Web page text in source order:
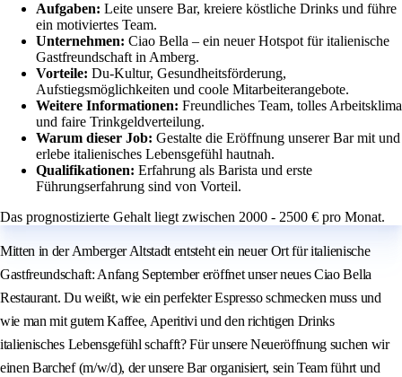
Aufgaben: Leite unsere Bar, kreiere köstliche Drinks und führe
ein motiviertes Team.
Unternehmen: Ciao Bella – ein neuer Hotspot für italienische
Gastfreundschaft in Amberg.
Vorteile: Du-Kultur, Gesundheitsförderung,
Aufstiegsmöglichkeiten und coole Mitarbeiterangebote.
Weitere Informationen: Freundliches Team, tolles Arbeitsklima
und faire Trinkgeldverteilung.
Warum dieser Job: Gestalte die Eröffnung unserer Bar mit und
erlebe italienisches Lebensgefühl hautnah.
Qualifikationen: Erfahrung als Barista und erste
Führungserfahrung sind von Vorteil.
Das prognostizierte Gehalt liegt zwischen 2000 - 2500 € pro Monat.
Mitten in der Amberger Altstadt entsteht ein neuer Ort für italienische
Gastfreundschaft: Anfang September eröffnet unser neues Ciao Bella
Restaurant. Du weißt, wie ein perfekter Espresso schmecken muss und
wie man mit gutem Kaffee, Aperitivi und den richtigen Drinks
italienisches Lebensgefühl schafft? Für unsere Neueröffnung suchen wir
einen Barchef (m/w/d), der unsere Bar organisiert, sein Team führt und